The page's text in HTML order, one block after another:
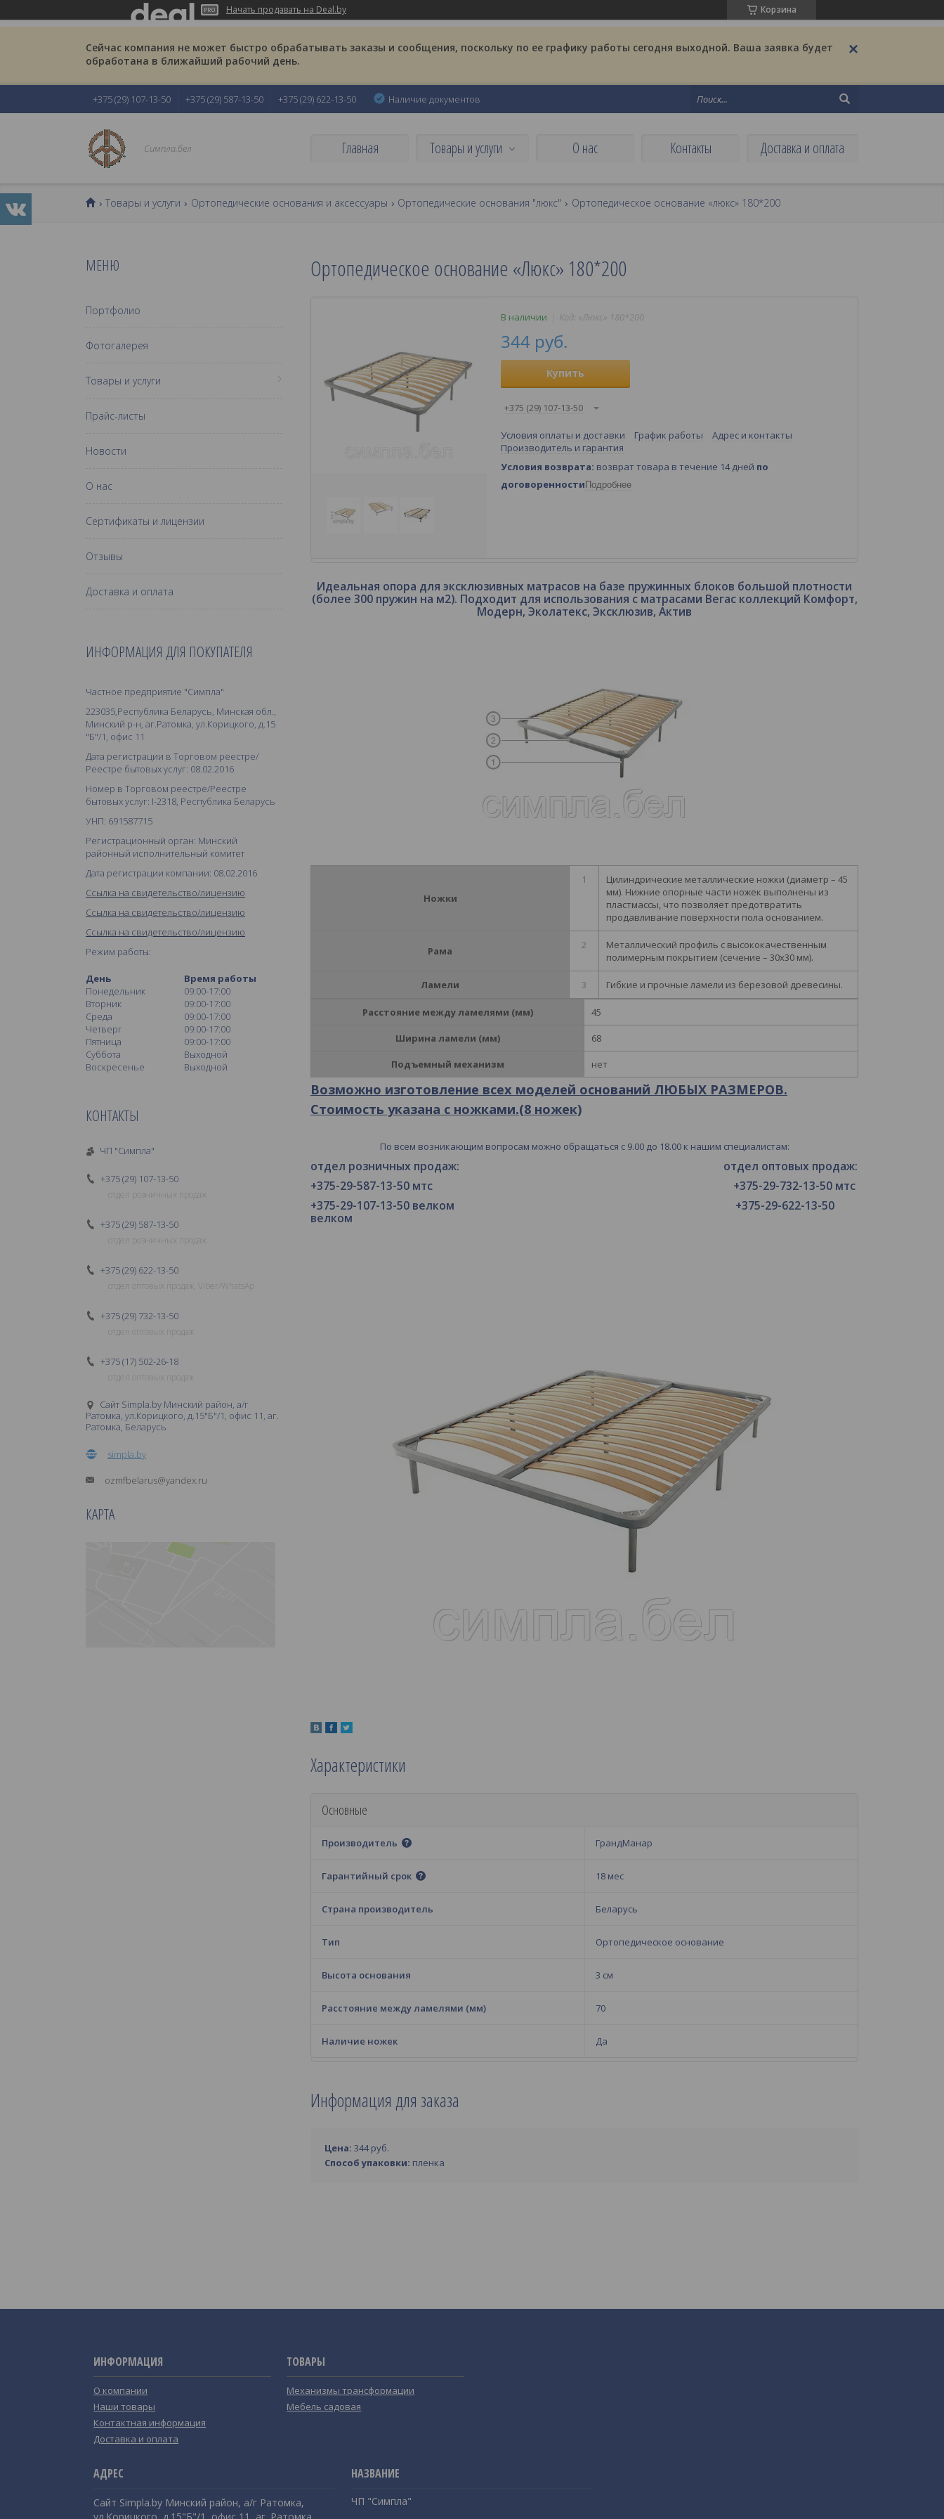
Начать продавать на Deal.by Корзина
Сейчас компания не может быстро обрабатывать заказы и сообщения, поскольку по ее графику работы сегодня выходной. Ваша заявка будет
обработана в ближайший рабочий день.
+375 (29) 107-13-50 +375 (29) 587-13-50 +375 (29) 622-13-50 Наличие документов
Симпла.бел Главная Товары и услуги О нас Контакты Доставка и оплата
Товары и услуги Ортопедические основания и аксессуары Ортопедические основания "люкс" Ортопедическое основание «люкс» 180*200
Ортопедическое основание «Люкс» 180*200
В наличии Код: «Люкс» 180*200
344 руб.
Купить
+375 (29) 107-13-50
Условия оплаты и доставки График работы
Адрес и контакты
Производитель и гарантия
возврат товара в течение 14 дней по
договоренности Подробнее
Идеальная опора для эксклюзивных матрасов на базе пружинных блоков большой плотности
(более 300 пружин на м2). Подходит для использования с матрасами Вегас коллекций Комфорт,
Модерн, Эколатекс, Эксклюзив, Актив
Ножки
1
Цилиндрические металлические ножки (диаметр – 45
мм). Нижние опорные части ножек выполнены из
пластмассы, что позволяет предотвратить
продавливание поверхности пола основанием.
Рама 2
Металлический профиль с высококачественным
полимерным покрытием (сечение – 30х30 мм).
Ламели 3 Гибкие и прочные ламели из березовой древесины.
Расстояние между ламелями (мм) 45
Ширина ламели (мм) 68
Подъемный механизм нет
Возможно изготовление всех моделей оснований ЛЮБЫХ РАЗМЕРОВ.
Стоимость указана с ножками.(8 ножек)
По всем возникающим вопросам можно обращаться с 9.00 до 18.00 к нашим специалистам:
отдел розничных продаж: отдел оптовых продаж:
+375-29-587-13-50 мтс +375-29-732-13-50 мтс
+375-29-107-13-50 велком +375-29-622-13-50
велком
Характеристики
Основные
Производитель ГрандМанар
Гарантийный срок 18 мес
Страна производитель Беларусь
Тип Ортопедическое основание
Высота основания 3 см
Расстояние между ламелями (мм) 70
Наличие ножек Да
Информация для заказа
Цена: 344руб.
Способ упаковки: пленка
Портфолио
Фотогалерея
Товары и услуги
Прайс-листы
Новости
О нас
Сертификаты и лицензии
Отзывы
Доставка и оплата
ИНФОРМАЦИЯ ДЛЯ ПОКУПАТЕЛЯ
Частное предприятие "Симпла"
223035,Республика Беларусь, Минская обл.,
Минский р-н, аг.Ратомка, ул.Корицкого, д.15
"Б"/1, офис 11
Дата регистрации в Торговом реестре/
Реестре бытовых услуг: 08.02.2016
Номер в Торговом реестре/Реестре
бытовых услуг: I-2318, Республика Беларусь
УНП: 691587715
Регистрационный орган: Минский
районный исполнительный комитет
Дата регистрации компании: 08.02.2016
Ссылка на свидетельство/лицензию
Ссылка на свидетельство/лицензию
Ссылка на свидетельство/лицензию
Режим работы:
День
Время работы
Понедельник
09:00-17:00
Вторник
09:00-17:00
Среда
09:00-17:00
Четверг
09:00-17:00
Пятница
09:00-17:00
Суббота
Выходной
Воскресенье
Выходной
КОНТАКТЫ
ЧП "Симпла"
+375 (29) 107-13-50
отдел розничных продаж
+375 (29) 587-13-50
отдел розничных продаж
+375 (29) 622-13-50
отдел оптовых продаж, Viber/WhatsAp
+375 (29) 732-13-50
отдел оптовых продаж
+375 (17) 502-26-18
отдел оптовых продаж
Сайт Simpla.by Минский район, а/г
Ратомка, ул.Корицкого, д.15"Б"/1, офис 11, аг.
Ратомка, Беларусь
simpla.by
ozmfbelarus@yandex.ru
КАРТА
ИНФОРМАЦИЯ
О компании
Наши товары
Контактная информация
Доставка и оплата
ТОВАРЫ
Механизмы трансформации
Мебель садовая
Сайт Simpla.by Минский район, а/г Ратомка,
ул.Корицкого, д.15"Б"/1, офис 11, аг. Ратомка,
ЧП "Симпла"